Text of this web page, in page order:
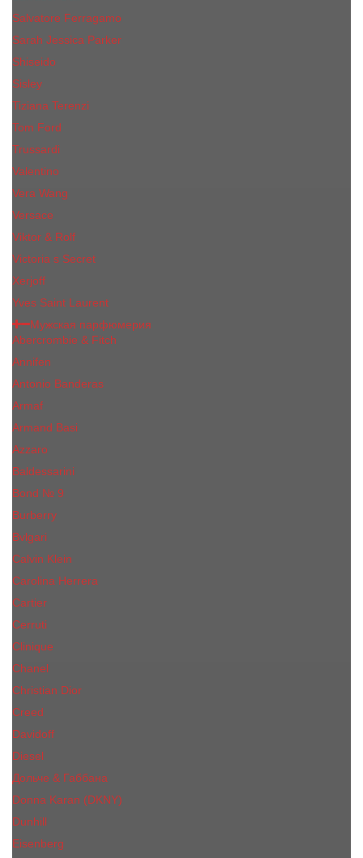
Salvatore Ferragamo
Sarah Jessica Parker
Shiseido
Sisley
Tiziana Terenzi
Tom Ford
Trussardi
Valentino
Vera Wang
Versace
Viktor & Rolf
Victoria s Secret
Xerjoff
Yves Saint Laurent
Мужская парфюмерия
Abercrombie & Fitch
Annifen
Antonio Banderas
Armaf
Armand Basi
Azzaro
Baldessarini
Bond № 9
Burberry
Bvlgari
Calvin Klein
Carolina Herrera
Cartier
Cerruti
Сliniquе
Chanel
Christian Dior
Creed
Davidoff
Diesel
Дольче & Габбана
Donna Karan (DKNY)
Dunhill
Eisenberg